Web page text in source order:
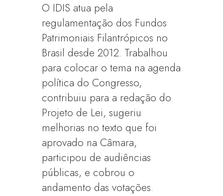
O IDIS atua pela
regulamentação dos Fundos
Patrimoniais Filantrópicos no
Brasil desde 2012. Trabalhou
para colocar o tema na agenda
política do Congresso,
contribuiu para a redação do
Projeto de Lei, sugeriu
melhorias no texto que foi
aprovado na Câmara,
participou de audiências
públicas, e cobrou o
andamento das votações.